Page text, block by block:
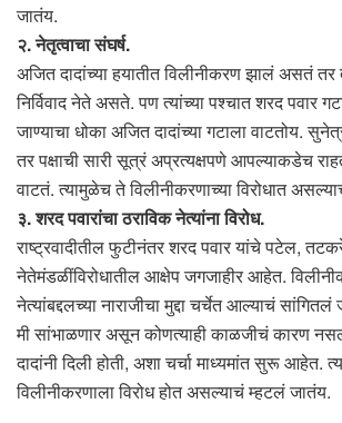
जातंय.
२. नेतृत्वाचा संघर्ष.
अजित दादांच्या हयातीत विलीनीकरण झालं असतं तर
निर्विवाद नेते असते. पण त्यांच्या पश्चात शरद पवार
जाण्याचा धोका अजित दादांच्या गटाला वाटतोय.
तर पक्षाची सारी सूत्रं अप्रत्यक्षपणे आपल्याकडेच
वाटतं. त्यामुळेच ते विलीनीकरणाच्या विरोधात
३. शरद पवारांचा ठराविक नेत्यांना विरोध.
राष्ट्रवादीतील फुटीनंतर शरद पवार यांचे पटेल,
नेतेमंडळींविरोधातील आक्षेप जगजाहीर आहेत.
नेत्यांबद्दलच्या नाराजीचा मुद्दा चर्चेत आल्याचं सांगितलं
मी सांभाळणार असून कोणत्याही काळजीचं कारण
दादांनी दिली होती, अशा चर्चा माध्यमांत सुरू आहेत.
विलीनीकरणाला विरोध होत असल्याचं म्हटलं जातंय.